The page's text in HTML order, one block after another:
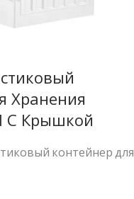
Хранения
С Крышкой
контейнер для